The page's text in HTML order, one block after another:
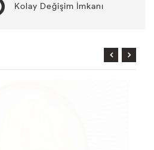
Kolay Değişim İmkanı